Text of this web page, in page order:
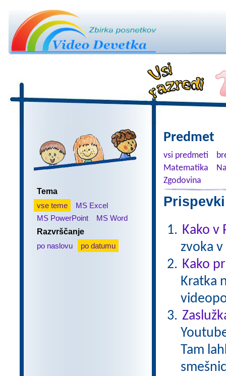
Tema
vse teme
MS Excel
MS PowerPoint
MS Word
Razvrščanje
po naslovu
po datumu
Predmet
vsi predmeti
Matematika
Zgodovina
Kako v
zvoka
Kako
Kratka
Tam